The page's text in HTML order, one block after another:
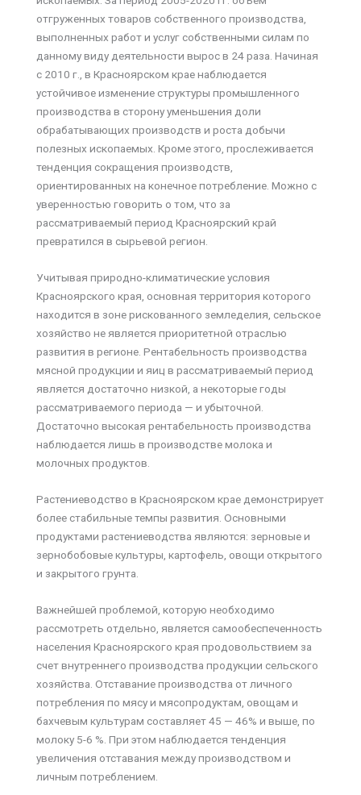
отгруженных товаров собственного производства,
выполненных работ и услуг собственными силам по
данному виду деятельности вырос в 24 раза. Начиная
с 2010 г., в Красноярском крае наблюдается
устойчивое изменение структуры промышленного
производства в сторону уменьшения доли
обрабатывающих производств и роста добычи
полезных ископаемых. Кроме этого, прослеживается
тенденция сокращения производств,
ориентированных на конечное потребление. Можно с
уверенностью говорить о том, что за
рассматриваемый период Красноярский край
превратился в сырьевой регион.
Учитывая природно-климатические условия
Красноярского края, основная территория которого
находится в зоне рискованного земледелия, сельское
хозяйство не является приоритетной отраслью
развития в регионе. Рентабельность производства
мясной продукции и яиц в рассматриваемый период
является достаточно низкой, а некоторые годы
рассматриваемого периода — и убыточной.
Достаточно высокая рентабельность производства
наблюдается лишь в производстве молока и
молочных продуктов.
Растениеводство в Красноярском крае демонстрирует
более стабильные темпы развития. Основными
продуктами растениеводства являются: зерновые и
зернобобовые культуры, картофель, овощи открытого
и закрытого грунта.
Важнейшей проблемой, которую необходимо
рассмотреть отдельно, является самообеспеченность
населения Красноярского края продовольствием за
счет внутреннего производства продукции сельского
хозяйства. Отставание производства от личного
потребления по мясу и мясопродуктам, овощам и
бахчевым культурам составляет 45 — 46% и выше, по
молоку 5-6 %. При этом наблюдается тенденция
увеличения отставания между производством и
личным потреблением.